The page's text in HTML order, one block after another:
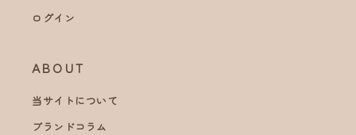
ログイン
ABOUT
当サイトについて
ブランドコラム